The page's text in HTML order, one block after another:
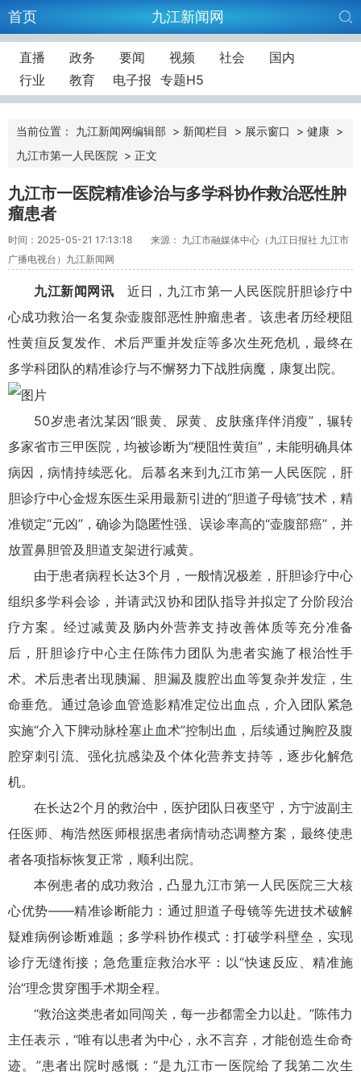
首页 九江新闻网
直播 政务 要闻 视频 社会
国内
行业
教育 电子报 专题H5
当前位置： 九江新闻网编辑部 > 新闻栏目 > 展示窗口 > 健康 >
九江市第一人民医院 > 正文
九江市一医院精准诊治与多学科协作救治恶性肿
瘤患者
时间：2025-05-21 17:13:18
来源： 九江市融媒体中心（九江日报社 九江市
广播电视台）九江新闻网
九江新闻网讯 近日，九江市第一人民医院肝胆诊疗中
心成功救治一名复杂壶腹部恶性肿瘤患者。该患者历经梗阻
性黄疸反复发作、术后严重并发症等多次生死危机，最终在
多学科团队的精准诊疗与不懈努力下战胜病魔，康复出院。
50岁患者沈某因“眼黄、尿黄、皮肤瘙痒伴消瘦”，辗转
多家省市三甲医院，均被诊断为“梗阻性黄疸”，未能明确具体
病因，病情持续恶化。后慕名来到九江市第一人民医院，肝
胆诊疗中心金煜东医生采用最新引进的“胆道子母镜”技术，精
准锁定“元凶”，确诊为隐匿性强、误诊率高的“壶腹部癌”，并
放置鼻胆管及胆道支架进行减黄。
由于患者病程长达3个月，一般情况极差，肝胆诊疗中心
组织多学科会诊，并请武汉协和团队指导并拟定了分阶段治
疗方案。经过减黄及肠内外营养支持改善体质等充分准备
后，肝胆诊疗中心主任陈伟力团队为患者实施了根治性手
术。术后患者出现胰漏、胆漏及腹腔出血等复杂并发症，生
命垂危。通过急诊血管造影精准定位出血点，介入团队紧急
实施“介入下脾动脉栓塞止血术”控制出血，后续通过胸腔及腹
腔穿刺引流、强化抗感染及个体化营养支持等，逐步化解危
机。
在长达2个月的救治中，医护团队日夜坚守，方宁波副主
任医师、梅浩然医师根据患者病情动态调整方案，最终使患
者各项指标恢复正常，顺利出院。
本例患者的成功救治，凸显九江市第一人民医院三大核
心优势——精准诊断能力：通过胆道子母镜等先进技术破解
疑难病例诊断难题； 多学科协作模式：打破学科壁垒，实现
诊疗无缝衔接； 急危重症救治水平：以“快速反应、精准施
治”理念贯穿围手术期全程。
“救治这类患者如同闯关，每一步都需全力以赴。”陈伟力
主任表示，“唯有以患者为中心，永不言弃，才能创造生命奇
迹。”患者出院时感慨：“是九江市一医院给了我第二次生